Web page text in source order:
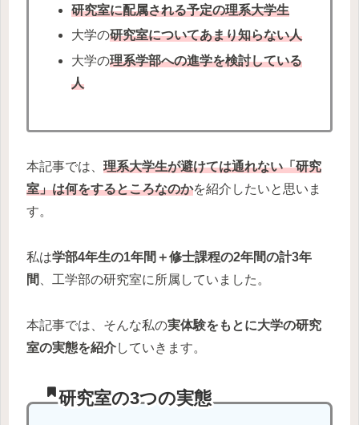
研究室に配属される予定の理系大学生
大学の研究室についてあまり知らない人
大学の理系学部への進学を検討している
人
本記事では、 理系大学生が避けては通れない「研究
室」は何をするところなのかを紹介したいと思いま
す。
私は学部4年生の1年間＋修士課程の2年間の計3年
間
、工学部の研究室に所属していました。
本記事では、そんな私の実体験をもとに大学の研究
室の実態を紹介していきます。
研究室の3つの実態